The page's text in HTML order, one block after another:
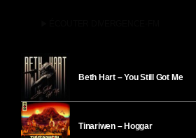
Beth Hart – You Still Got Me
Tinariwen – Hoggar